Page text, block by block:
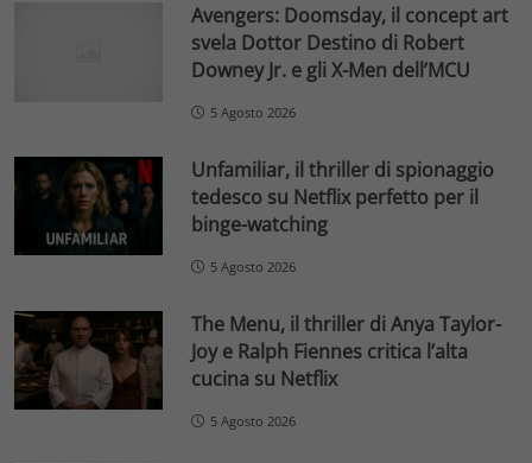
Avengers: Doomsday, il concept art
svela Dottor Destino di Robert
Downey Jr. e gli X-Men dell’MCU
5 Agosto 2026
Unfamiliar, il thriller di spionaggio
tedesco su Netflix perfetto per il
binge-watching
5 Agosto 2026
The Menu, il thriller di Anya Taylor-
Joy e Ralph Fiennes critica l’alta
cucina su Netflix
5 Agosto 2026